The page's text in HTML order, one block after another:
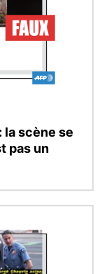
scène se
pas un